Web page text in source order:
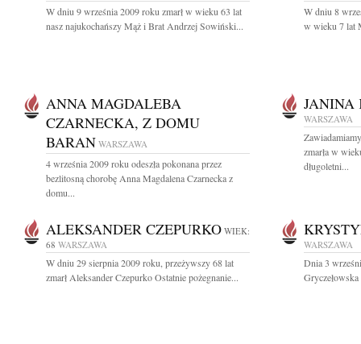
W dniu 9 września 2009 roku zmarł w wieku 63 lat
nasz najukochańszy Mąż i Brat Andrzej Sowiński...
W dniu 8
w wieku 7 lat
ANNA MAGDALEBA
CZARNECKA, Z DOMU
BARAN WARSZAWA
4 września 2009 roku odeszła pokonana przez
bezlitosną chorobę Anna Magdalena Czarnecka z
domu...
JANINA
WARSZAWA
zmarła w
długoletni...
ALEKSANDER CZEPURKO WIEK:
68 WARSZAWA
W dniu 29 sierpnia 2009 roku, przeżywszy 68 lat
zmarł Aleksander Czepurko Ostatnie pożegnanie...
WARSZAWA
Dnia 3